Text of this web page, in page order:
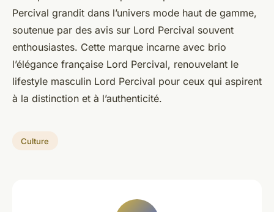
Percival grandit dans l’univers mode haut de gamme,
soutenue par des avis sur Lord Percival souvent
enthousiastes. Cette marque incarne avec brio
l’élégance française Lord Percival, renouvelant le
lifestyle masculin Lord Percival pour ceux qui aspirent
à la distinction et à l’authenticité.
Culture